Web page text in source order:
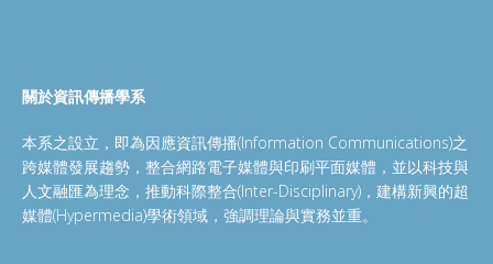
關於資訊傳播學系
本系之設立，即為因應資訊傳播(Information Communications)之
跨媒體發展趨勢，整合網路電子媒體與印刷平面媒體，並以科技與
人文融匯為理念，推動科際整合(Inter-Disciplinary)，建構新興的超
媒體(Hypermedia)學術領域，強調理論與實務並重。